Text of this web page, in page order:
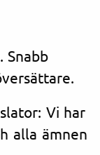
Snabb
Vi har
alla ämnen